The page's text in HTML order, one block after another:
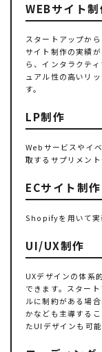
WEBサイト制
スタートアップか
サイト制作の実績
ら、インタラクテ
ュアル性の高いリ
す。
LP制作
Webサービスやイ
取するサプリメン
ECサイト制作
Shopifyを用いて実
UI/UX制作
UXデザインの体系
できます。スター
ルに制約がある場
かなども主導する
たUIデザインも可能